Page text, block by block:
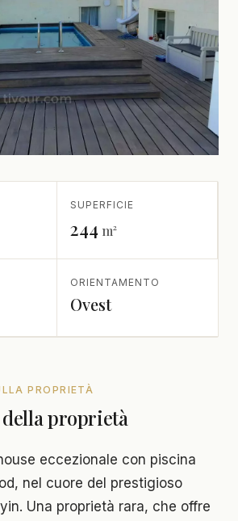
SUPERFICIE
244 m²
ORIENTAMENTO
Ovest
PROPRIETÀ
proprietà
eccezionale con piscina
nel cuore del prestigioso
Una proprietà rara, che offre